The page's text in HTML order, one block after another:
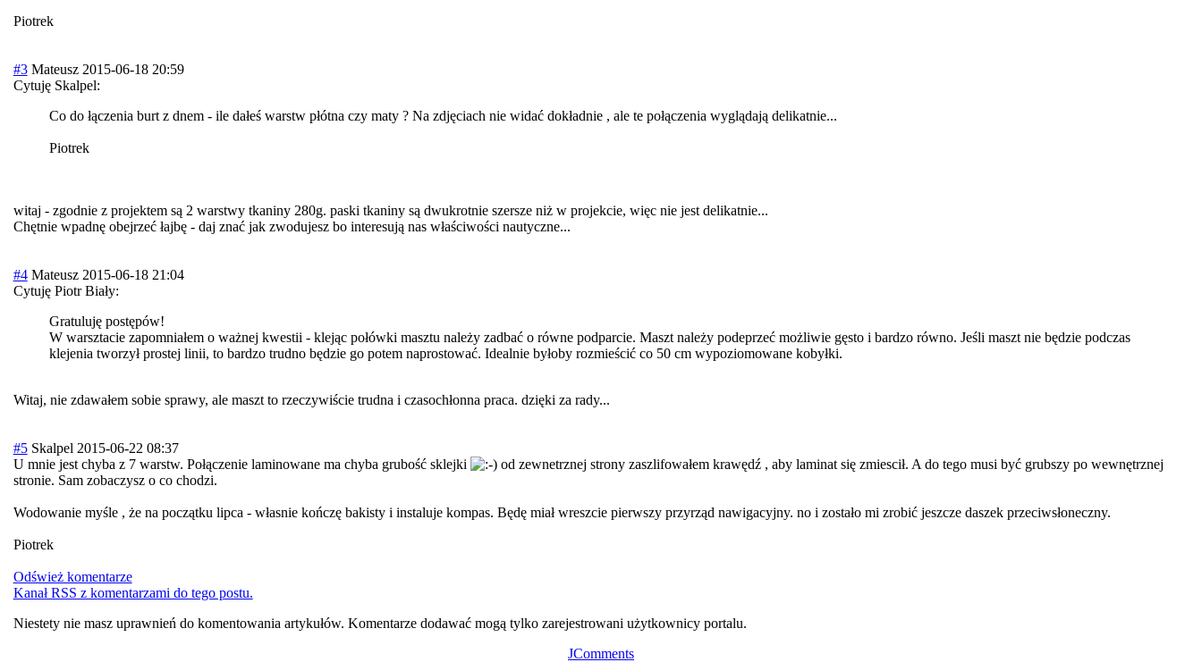
Piotrek
#3 Mateusz 2015-06-18 20:59
Cytuję Skalpel:
Co do łączenia burt z dnem - ile dałeś warstw płótna czy maty ? Na zdjęciach nie widać dokładnie , ale te połączenia wyglądają delikatnie...
Piotrek
witaj - zgodnie z projektem są 2 warstwy tkaniny 280g. paski tkaniny są dwukrotnie szersze niż w projekcie, więc nie jest delikatnie...
Chętnie wpadnę obejrzeć łajbę - daj znać jak zwodujesz bo interesują nas właściwości nautyczne...
#4 Mateusz 2015-06-18 21:04
Cytuję Piotr Biały:
Gratuluję postępów!
W warsztacie zapomniałem o ważnej kwestii - klejąc połówki masztu należy zadbać o równe podparcie. Maszt należy podeprzeć możliwie gęsto i bardzo równo. Jeśli maszt nie będzie podczas
klejenia tworzył prostej linii, to bardzo trudno będzie go potem naprostować. Idealnie byłoby rozmieścić co 50 cm wypoziomowane kobyłki.
Witaj, nie zdawałem sobie sprawy, ale maszt to rzeczywiście trudna i czasochłonna praca. dzięki za rady...
#5 Skalpel 2015-06-22 08:37
U mnie jest chyba z 7 warstw. Połączenie laminowane ma chyba grubość sklejki
od zewnetrznej strony zaszlifowałem krawędź , aby laminat się zmiescił. A do tego musi być grubszy po wewnętrznej
stronie. Sam zobaczysz o co chodzi.
Wodowanie myśle , że na początku lipca - własnie kończę bakisty i instaluje kompas. Będę miał wreszcie pierwszy przyrząd nawigacyjny. no i zostało mi zrobić jeszcze daszek przeciwsłoneczny.
Piotrek
Odśwież komentarze
Kanał RSS z komentarzami do tego postu.
Niestety nie masz uprawnień do komentowania artykułów. Komentarze dodawać mogą tylko zarejestrowani użytkownicy portalu.
JComments